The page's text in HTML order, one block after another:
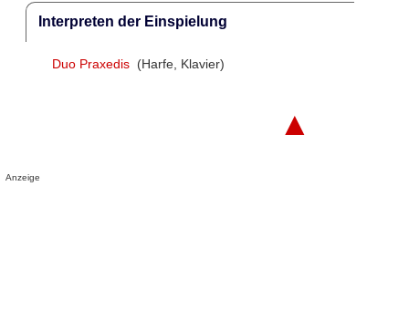
Interpreten der Einspielung
Duo Praxedis (Harfe, Klavier)
▲
Anzeige